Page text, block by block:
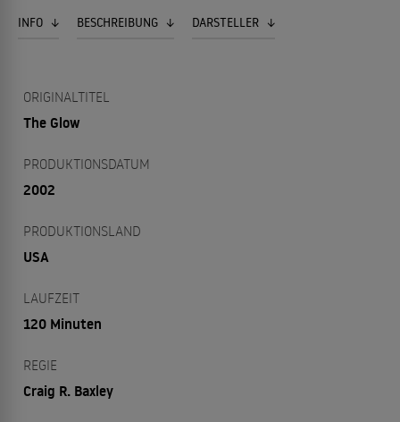
INFO BESCHREIBUNG DARSTELLER
ORIGINALTITEL
The Glow
PRODUKTIONSDATUM
2002
PRODUKTIONSLAND
USA
LAUFZEIT
120 Minuten
REGIE
Craig R. Baxley